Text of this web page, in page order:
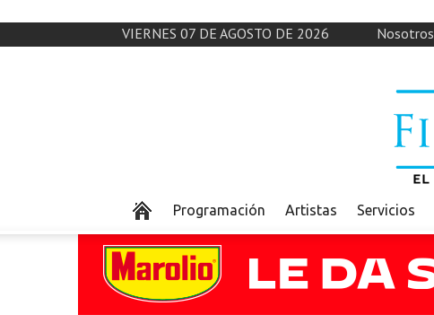
VIERNES 07 DE AGOSTO DE 2026 Nosotros
Programación Artistas Servicios